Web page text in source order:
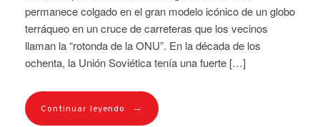
permanece colgado en el gran modelo icónico de un globo
terráqueo en un cruce de carreteras que los vecinos
llaman la “rotonda de la ONU”. En la década de los
ochenta, la Unión Soviética tenía una fuerte […]
Continuar leyendo →